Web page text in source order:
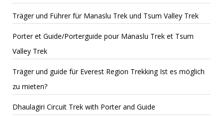
Träger und Führer für Manaslu Trek und Tsum Valley Trek
Porter et Guide/Porterguide pour Manaslu Trek et Tsum
Valley Trek
Träger und guide für Everest Region Trekking Ist es möglich
zu mieten?
Dhaulagiri Circuit Trek with Porter and Guide